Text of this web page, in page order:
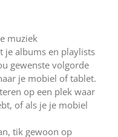
muziek
je albums en playlists
gewenste volgorde
je mobiel of tablet.
op een plek waar
of als je je mobiel
tik gewoon op